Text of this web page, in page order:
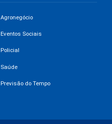
Agronegócio
Eventos Sociais
Policial
Saúde
Previsão do Tempo